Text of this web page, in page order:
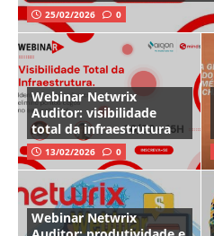
25/02/2026 0
Webinar Netwrix
Auditor: visibilidade
total da infraestrutura
13/02/2026 0
Webinar Netwrix